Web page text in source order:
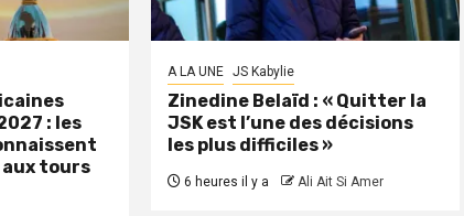
: les
aux tours
A LA UNE JS Kabylie
Zinedine Belaïd : « Quitter la
JSK est l’une des décisions
les plus difficiles »
6 heures il y a Ali Ait Si Amer